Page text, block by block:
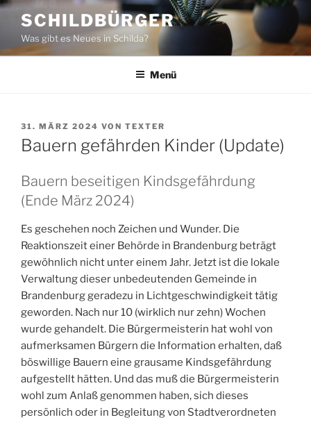
Zum
Inhalt
springen
SCHILDBÜRGER
Was gibt es Neues in Schilda?
Menü
VERÖFFENTLICHT
AM
31. MÄRZ 2024 VON TEXTER
Bauern gefährden Kinder (Update)
Bauern beseitigen Kindsgefährdung
(Ende März 2024)
Es geschehen noch Zeichen und Wunder. Die
Reaktionszeit einer Behörde in Brandenburg beträgt
gewöhnlich nicht unter einem Jahr. Jetzt ist die lokale
Verwaltung dieser unbedeutenden Gemeinde in
Brandenburg geradezu in Lichtgeschwindigkeit tätig
geworden. Nach nur 10 (wirklich nur zehn) Wochen
wurde gehandelt. Die Bürgermeisterin hat wohl von
aufmerksamen Bürgern die Information erhalten, daß
böswillige Bauern eine grausame Kindsgefährdung
aufgestellt hätten. Und das muß die Bürgermeisterin
wohl zum Anlaß genommen haben, sich dieses
persönlich oder in Begleitung von Stadtverordneten